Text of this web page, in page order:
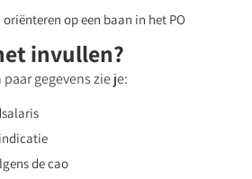
op een baan in het PO
invullen?
gegevens zie je:
de cao